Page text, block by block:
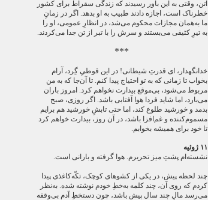
آتن، وقتی به این باور رسیدند که زندگی سقراط برای کشور
خطرناک است، اجازه دادند طبیب به او بدهد. اگر در زمانِ
ما به‌همان مجازات محکوم می‌شد، در انظارِ عمومی، او را
به تیرِ کثیفی می‌بستند و سرش را با تبر از تن جدا می‌کردند.
***
خدانگهدار، ای قدرتِ شیطانی! در این قوطیِ گِرد، آرام
بخواب تا زمانی که به تو احتیاج پیدا کنم. تا آن‌جا که به من
مربوط می‌شود، بی‌موقع بیدارت نخواهم کرد. امروز باران
می‌بارد، اما شاید فردا هوا آفتابی باشد. اگر روزی، صبح
بدمد و خورشید طلوع کند، اما حتی تابشِ خورشید هم برایم
مسموم‌کننده و غم‌افزا باشد، در آن روز، بیدارت خواهم کرد
تا خود برای همیشه بخوابم.
۱۱ ژوئیه
نشسته‌ام پشتِ میز تحریرم. هوا گرفته و بارانی است.
چند لحظه پیش، در یکی از کشوهای کوچک، تکّه‌کاغذی پیدا
کردم که روی آن، چند کلمه به‌خطِ خودم نوشته شده. به‌نظر
می‌رسد مالِ چند سال پیش باشد، چون دستخطِ آدم بی‌وقفه